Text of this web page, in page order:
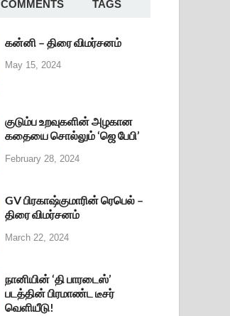
COMMENTS TAGS
கன்னி – திரை விமர்சனம்
May 15, 2024
குடும்ப உறவுகளின் அழகான
கதையை சொல்லும் ‘ஜெ பேபி’
February 28, 2024
GV பிரகாஷ்குமாரின் ரெபெல் –
திரை விமர்சனம்
March 22, 2024
நானியின் ‘தி பாரடைஸ்’
படத்தின் பிரமாண்ட டீசர்
வெளியீடு!